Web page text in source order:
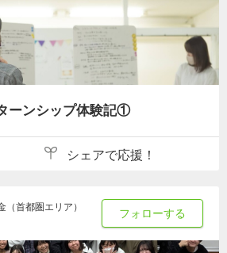
ーンシップ体験記①
シェアで応援！
（首都圏エリア） フォローする